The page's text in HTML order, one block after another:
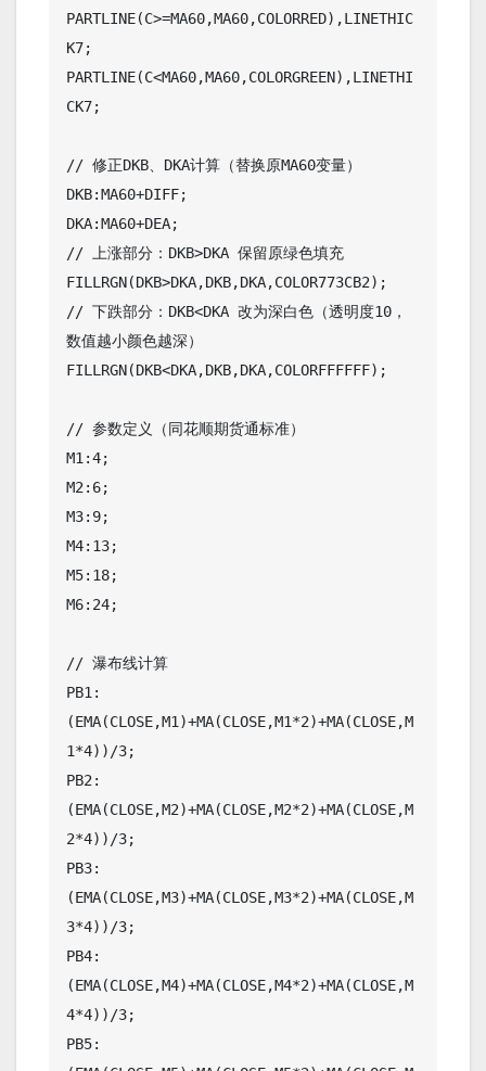
PARTLINE(C>=MA60,MA60,COLORRED),LINETHIC
K7;
PARTLINE(C<MA60,MA60,COLORGREEN),LINETHI
CK7;
// 修正DKB、DKA计算（替换原MA60变量）
DKB:MA60+DIFF;
DKA:MA60+DEA;
// 上涨部分：DKB>DKA 保留原绿色填充
FILLRGN(DKB>DKA,DKB,DKA,COLOR773CB2);
// 下跌部分：DKB<DKA 改为深白色（透明度10，
数值越小颜色越深）
FILLRGN(DKB<DKA,DKB,DKA,COLORFFFFFF);
// 参数定义（同花顺期货通标准）
M1:4;
M2:6;
M3:9;
M4:13;
M5:18;
M6:24;
// 瀑布线计算
PB1:
(EMA(CLOSE,M1)+MA(CLOSE,M1*2)+MA(CLOSE,M
1*4))/3;
PB2:
(EMA(CLOSE,M2)+MA(CLOSE,M2*2)+MA(CLOSE,M
2*4))/3;
PB3:
(EMA(CLOSE,M3)+MA(CLOSE,M3*2)+MA(CLOSE,M
3*4))/3;
PB4:
(EMA(CLOSE,M4)+MA(CLOSE,M4*2)+MA(CLOSE,M
4*4))/3;
PB5: